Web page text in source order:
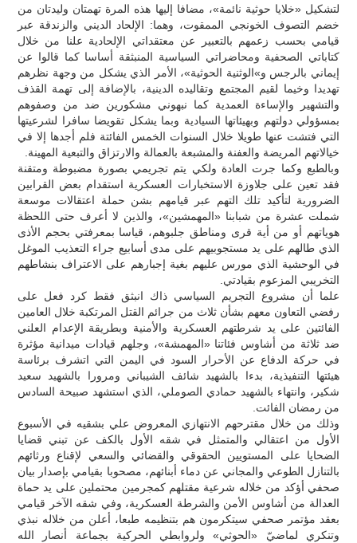
لتشكيل «خلايا حوثية نائمة»، مضافا إليها هذه المرة تهمتان وليدتان من
خضم التصوف الخونجي الممقوت، وهما: الإلحاد الديني والزندقة عبر
قيامي بحسب زعمهم بالتعبير عن معتقداتي الإلحادية علنا من خلال
كتاباتي الصحفية ومحاضراتي السياسية المنبثقة أساسا كما قالوا عن
إيماني بالرجس و»الوثنية الحوثية»، الأمر الذي يشكل من وجهة نظرهم
تهديدا وخيما لقيم المجتمع وتقاليده الدينية، بالإضافة إلى تهمة القذف
والتشهير والإساءة العمدية كما نبهوني مشكورين ضد من وصفوهم
بمسؤولي دولتهم وبهيئاتها السيادية وبما يشكل تقويضا سافرا لشرعيتها
التي فتشت عنها طويلا خلال السنوات الخمس الفائتة فلم أجدها إلا في
خيالاتهم المريضة والعفنة والمشبعة بالعمالة والارتزاق والتبعية المهينة.
وبالطبع وكما جرت العادة ولكي يتم تجريمي بصورة مضبوطة ومتقنة
فقد تعين على جلاوزة الاستخبارات العسكرية استقدام بعض القرابين
الضرورية لتأكيد تلك التهم عبر قيامهم بشن حملة اعتقالات موسعة
شملت عشرة من شبابنا «المهمشين»، والذين لا أعرف حتى اللحظة
هوياتهم أو من أية قرى ومناطق جلبوهم، قياسا بمعرفتي بحجم الأذى
الذي طالهم على يد مستجوبيهم على مدى أسابيع جراء التعذيب الموغل
في الوحشية الذي مورس عليهم بغية إجبارهم على الاعتراف بنشاطهم
التخريبي المزعوم بقيادتي.
علما أن مشروع التجريم السياسي ذاك انبثق فقط كرد فعل على
رفضي التعاون معهم بشأن ثلاث من جرائم القتل المرتكبة خلال العامين
الفائتين على يد شرطتهم العسكرية والأمنية وبطريقة الإعدام العلني
ضد ثلاثة من أشاوس فئاتنا «المهمشة»، وجلهم قيادات ميدانية مؤثرة
في حركة الدفاع عن الأحرار السود في اليمن التي اتشرف برئاسة
هيئتها التنفيذية، بدءا بالشهيد شائف الشيباني ومرورا بالشهيد سعيد
شكير، وانتهاء بالشهيد حمادي الصوملي، الذي استشهد صبيحة السادس
من رمضان الفائت.
وذلك من خلال مقترحهم الانتهازي المعروض علي بشقيه في الأسبوع
الأول من اعتقالي والمتمثل في شقه الأول بالكف عن تبني قضايا
الضحايا على المستويين الحقوقي والقضائي والسعي لإقناع ورثائهم
بالتنازل الطوعي والمجاني عن دماء أبنائهم، مصحوبا بقيامي بإصدار بيان
صحفي أؤكد من خلاله شرعية مقتلهم كمجرمين محتملين على يد حماة
العدالة من أشاوس الأمن والشرطة العسكرية، وفي شقه الآخر قيامي
بعقد مؤتمر صحفي سيتكرمون هم بتنظيمه طبعا، أعلن من خلاله نبذي
وتنكري لماضيّ «الحوثي» ولروابطي الحركية بجماعة أنصار الله